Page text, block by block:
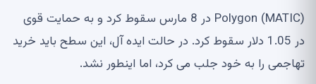
Polygon (MATIC) در 8 مارس سقوط کرد و به حمایت قوی
در 1.05 دلار سقوط کرد. در حالت ایده آل، این سطح باید خرید
تهاجمی را به خود جلب می کرد، اما اینطور نشد.